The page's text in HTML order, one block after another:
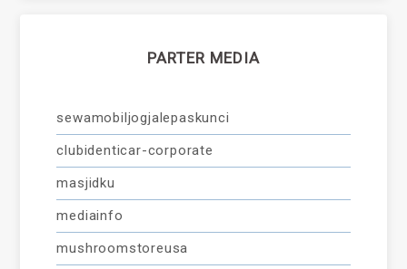
PARTER MEDIA
sewamobiljogjalepaskunci
clubidenticar-corporate
masjidku
mediainfo
mushroomstoreusa